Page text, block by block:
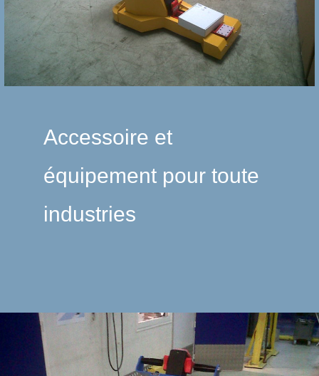
Accessoire et
équipement pour toute
industries